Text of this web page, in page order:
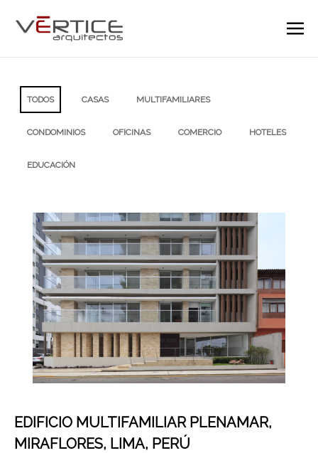
TODOS CASAS MULTIFAMILIARES
CONDOMINIOS OFICINAS COMERCIO HOTELES
EDUCACIÓN
EDIFICIO MULTIFAMILIAR PLENAMAR,
MIRAFLORES, LIMA, PERÚ